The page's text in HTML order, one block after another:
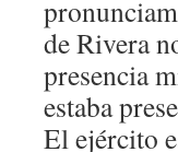
de Rivera
presencia
estaba
El ejército